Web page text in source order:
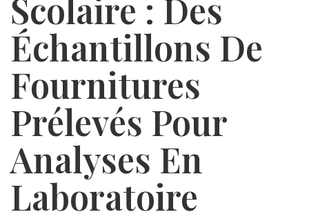
Scolaire : Des
Échantillons De
Fournitures
Prélevés Pour
Analyses En
Laboratoire